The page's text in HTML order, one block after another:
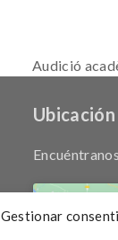
Gestionar
next
Audició
Ubicación